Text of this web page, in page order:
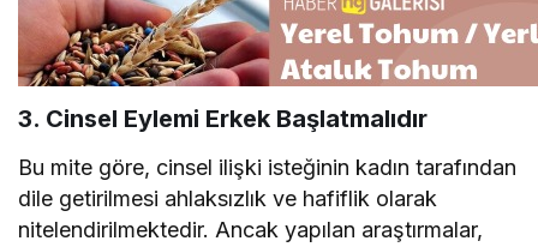
3. Cinsel Eylemi Erkek Başlatmalıdır
Bu mite göre, cinsel ilişki isteğinin kadın tarafından
dile getirilmesi ahlaksızlık ve hafiflik olarak
nitelendirilmektedir. Ancak yapılan araştırmalar,